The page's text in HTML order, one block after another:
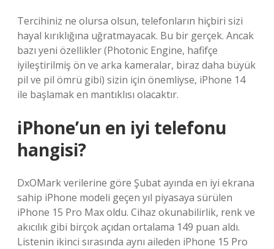
Tercihiniz ne olursa olsun, telefonların hiçbiri sizi
hayal kırıklığına uğratmayacak. Bu bir gerçek. Ancak
bazı yeni özellikler (Photonic Engine, hafifçe
iyileştirilmiş ön ve arka kameralar, biraz daha büyük
pil ve pil ömrü gibi) sizin için önemliyse, iPhone 14
ile başlamak en mantıklısı olacaktır.
iPhone’un en iyi telefonu
hangisi?
DxOMark verilerine göre Şubat ayında en iyi ekrana
sahip iPhone modeli geçen yıl piyasaya sürülen
iPhone 15 Pro Max oldu. Cihaz okunabilirlik, renk ve
akıcılık gibi birçok açıdan ortalama 149 puan aldı.
Listenin ikinci sırasında aynı aileden iPhone 15 Pro